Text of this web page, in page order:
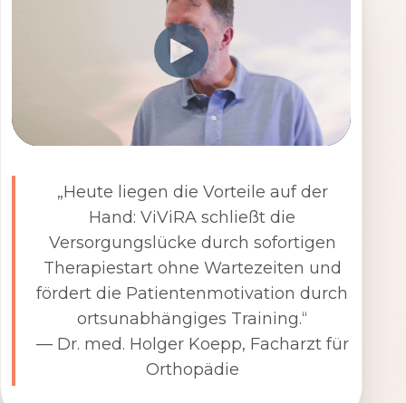
„Heute liegen die Vorteile auf der
Hand: ViViRA schließt die
Versorgungslücke durch sofortigen
Therapiestart ohne Wartezeiten und
fördert die Patientenmotivation durch
ortsunabhängiges Training.“
— Dr. med. Holger Koepp, Facharzt für
Orthopädie